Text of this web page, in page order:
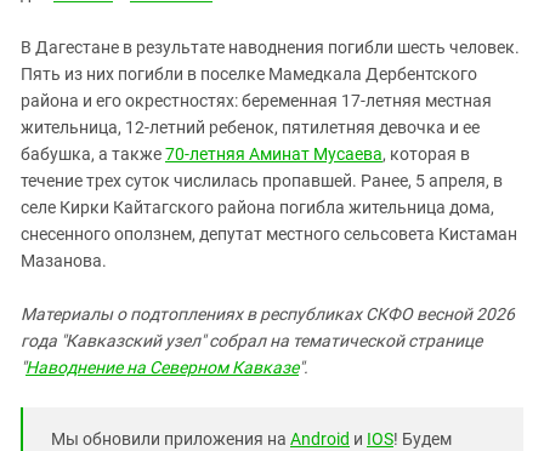
В Дагестане в результате наводнения погибли шесть человек.
Пять из них погибли в поселке Мамедкала Дербентского
района и его окрестностях: беременная 17-летняя местная
жительница, 12-летний ребенок, пятилетняя девочка и ее
бабушка, а также70-летняя Аминат Мусаева, которая в
течение трех суток числилась пропавшей. Ранее, 5 апреля, в
селе Кирки Кайтагского района погибла жительница дома,
снесенного оползнем, депутат местного сельсовета Кистаман
Мазанова.
Материалы о подтоплениях в республиках СКФО весной 2026
года "Кавказский узел" собрал на тематической странице
"Наводнение на Северном Кавказе".
Мы обновили приложения на Android и IOS! Будем